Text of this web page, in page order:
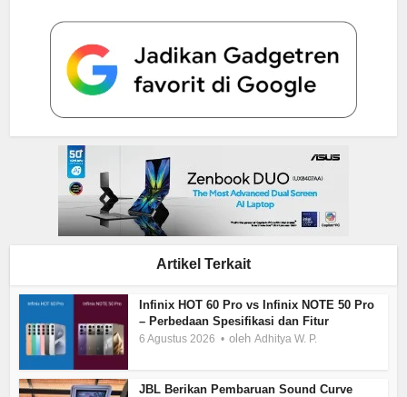
Artikel Terkait
Infinix HOT 60 Pro vs Infinix NOTE 50 Pro
– Perbedaan Spesifikasi dan Fitur
6 Agustus 2026 olehAdhitya W. P.
JBL Berikan Pembaruan Sound Curve